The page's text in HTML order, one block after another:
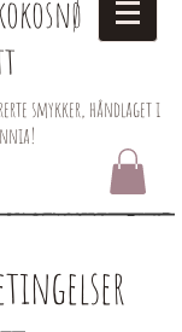
smykker, håndlaget i